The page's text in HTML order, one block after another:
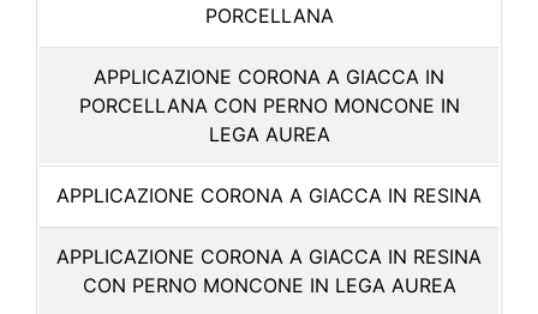
PORCELLANA
APPLICAZIONE CORONA A GIACCA IN
PORCELLANA CON PERNO MONCONE IN
LEGA AUREA
APPLICAZIONE CORONA A GIACCA IN RESINA
APPLICAZIONE CORONA A GIACCA IN RESINA
CON PERNO MONCONE IN LEGA AUREA